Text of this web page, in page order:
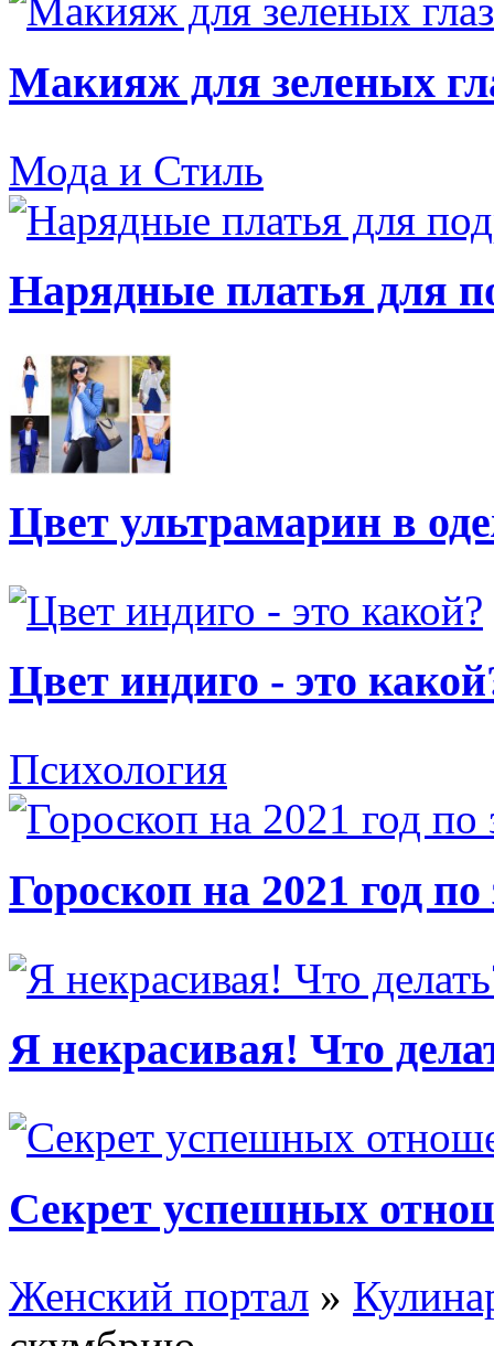
Макияж для зеленых
Мода и Стиль
Нарядные платья для
Цвет ультрамарин в
Цвет индиго - это
Психология
Гороскоп на 2021 год
Я некрасивая! Что
Секрет успешных
Женский портал »